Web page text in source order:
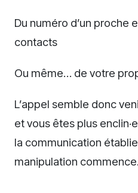
Du numéro d’un proche
contacts
Ou même… de votre
L’appel semble donc
et vous êtes plus
la communication
manipulation commence.